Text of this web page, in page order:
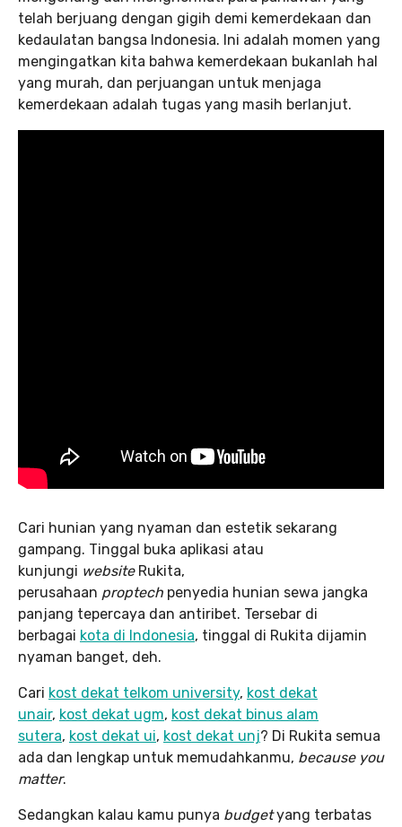
telah berjuang dengan gigih demi kemerdekaan dan
kedaulatan bangsa Indonesia. Ini adalah momen yang
mengingatkan kita bahwa kemerdekaan bukanlah hal
yang murah, dan perjuangan untuk menjaga
kemerdekaan adalah tugas yang masih berlanjut.
Cari hunian yang nyaman dan estetik sekarang
gampang. Tinggal buka aplikasi atau
kunjungi websiteRukita,
perusahaan proptech penyedia hunian sewa jangka
panjang tepercaya dan antiribet. Tersebar di
berbagai kota di Indonesia, tinggal di Rukita dijamin
nyaman banget, deh.
Cari kost dekat telkom university, kost dekat
unair, kost dekat ugm, kost dekat binus alam
sutera, kost dekat ui, kost dekat unj? Di Rukita semua
ada dan lengkap untuk memudahkanmu, because you
matter.
Sedangkan kalau kamu punya budgetyang terbatas